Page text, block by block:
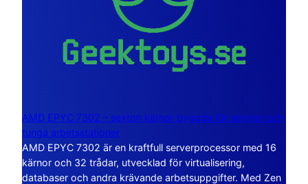
AMD EPYC 7302 – sexton kärnor byggda för servrar och
tunga arbetsstationer
AMD EPYC 7302 är en kraftfull serverprocessor med 16
kärnor och 32 trådar, utvecklad för virtualisering,
databaser och andra krävande arbetsuppgifter. Med Zen